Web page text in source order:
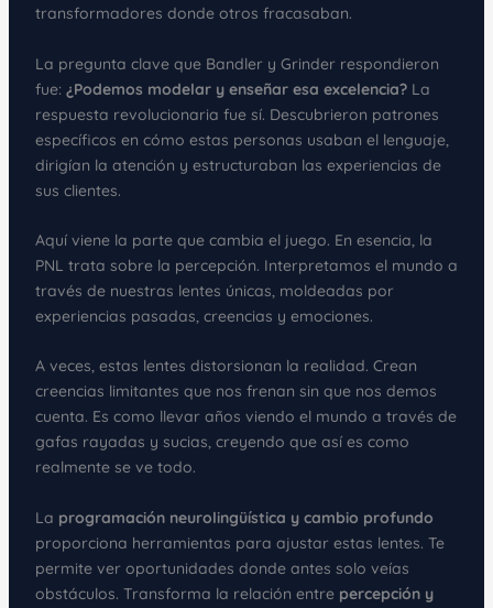
transformadores donde otros fracasaban.
La pregunta clave que Bandler y Grinder respondieron
fue: ¿Podemos modelar y enseñar esa excelencia?La
respuesta revolucionaria fue sí. Descubrieron patrones
específicos en cómo estas personas usaban el lenguaje,
dirigían la atención y estructuraban las experiencias de
sus clientes.
Aquí viene la parte que cambia el juego. En esencia, la
PNL trata sobre la percepción. Interpretamos el mundo a
través de nuestras lentes únicas, moldeadas por
experiencias pasadas, creencias y emociones.
A veces, estas lentes distorsionan la realidad. Crean
creencias limitantes que nos frenan sin que nos demos
cuenta. Es como llevar años viendo el mundo a través de
gafas rayadas y sucias, creyendo que así es como
realmente se ve todo.
La programación neurolingüística y cambio profundo
proporciona herramientas para ajustar estas lentes. Te
permite ver oportunidades donde antes solo veías
obstáculos. Transforma la relación entre percepción y